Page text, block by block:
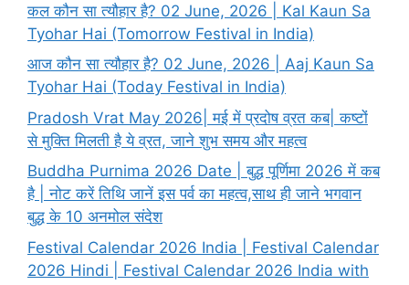
कल कौन सा त्यौहार है? 02 June, 2026 | Kal Kaun Sa
Tyohar Hai (Tomorrow Festival in India)
आज कौन सा त्यौहार है? 02 June, 2026 | Aaj Kaun Sa
Tyohar Hai (Today Festival in India)
Pradosh Vrat May 2026| मई में प्रदोष व्रत कब| कष्टों
से मुक्ति मिलती है ये व्रत, जाने शुभ समय और महत्व
Buddha Purnima 2026 Date | बुद्ध पूर्णिमा 2026 में कब
है | नोट करें तिथि जानें इस पर्व का महत्व,साथ ही जाने भगवान
बुद्ध के 10 अनमोल संदेश
Festival Calendar 2026 India | Festival Calendar
2026 Hindi | Festival Calendar 2026 India with